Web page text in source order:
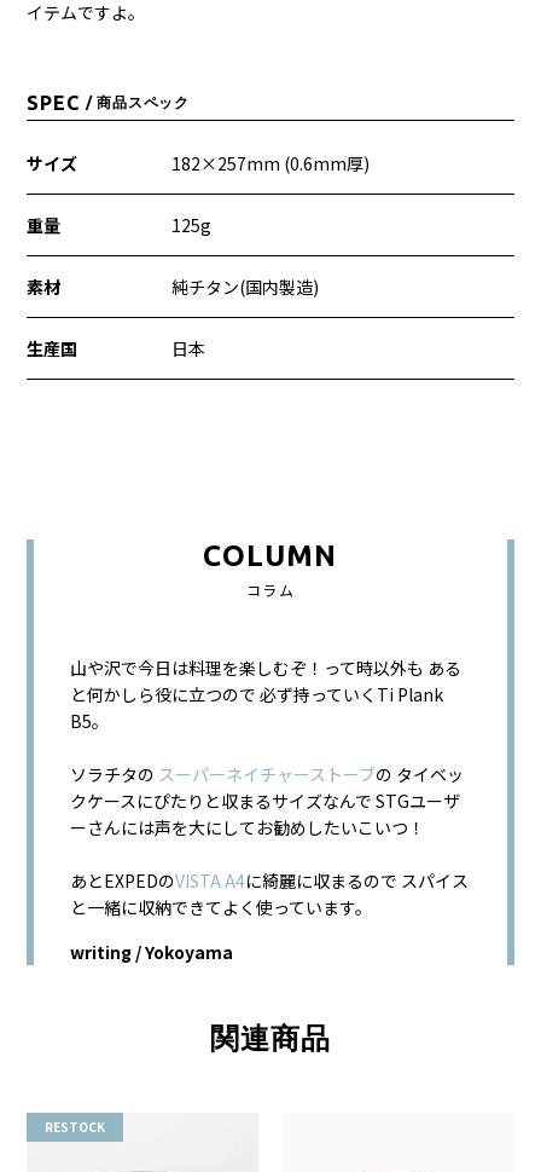
イテムですよ。
SPEC / 商品スペック
サイズ 182×257mm (0.6mm厚)
重量 125g
素材 純チタン(国内製造)
生産国 日本
COLUMN
コラム
山や沢で今日は料理を楽しむぞ！って時以外も ある
と何かしら役に立つので 必ず持っていくTi Plank
B5。
ソラチタの スーパーネイチャーストーブの タイベッ
クケースにぴたりと収まるサイズなんで STGユーザ
ーさんには声を大にしてお勧めしたいこいつ！
あとEXPEDのVISTA A4に綺麗に収まるので スパイス
と一緒に収納できてよく使っています。
writing / Yokoyama
関連商品
RESTOCK